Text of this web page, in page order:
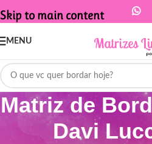
Skip to main content
MENU
Matriz de
Davi